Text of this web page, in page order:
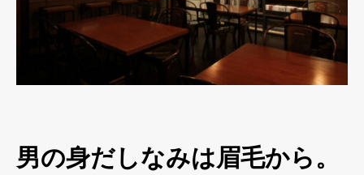
男の身だしなみは眉毛から。